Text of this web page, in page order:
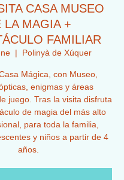
CASA MUSEO
LA MAGIA +
FAMILIAR
  |
Polinyà de Xúquer
Mágica, con Museo,
enigmas y áreas
juego. Tras la visita disfruta
de magia del más alto
para toda la familia,
y niños a partir de 4
años.